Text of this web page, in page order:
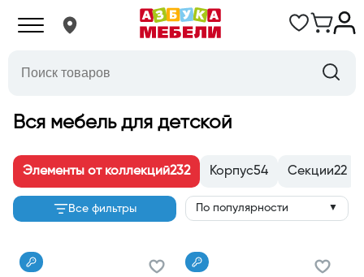
Вся мебель для детской
Элементы от коллекций232 Корпус54 Секции22
Все фильтры По популярности ▼